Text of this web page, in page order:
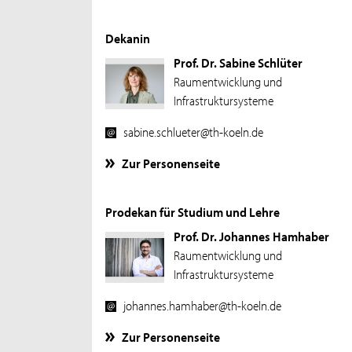
Dekanin
Prof. Dr. Sabine Schlüter
Raumentwicklung und
Infrastruktursysteme
sabine.schlueter@th-koeln.de
Zur Personenseite
Prodekan für Studium und Lehre
Prof. Dr. Johannes Hamhaber
Raumentwicklung und
Infrastruktursysteme
johannes.hamhaber@th-koeln.de
Zur Personenseite